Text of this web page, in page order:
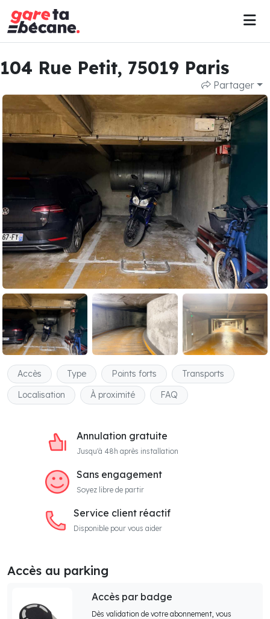
104 Rue Petit, 75019 Paris
Partager
Accès Type Points forts
Transports
Localisation
À proximité FAQ
Annulation gratuite
Jusqu'à 48h après installation
Sans engagement
Soyez libre de partir
Service client réactif
Disponible pour vous aider
Accès au parking
Accès par badge
Dès validation de votre abonnement, vous